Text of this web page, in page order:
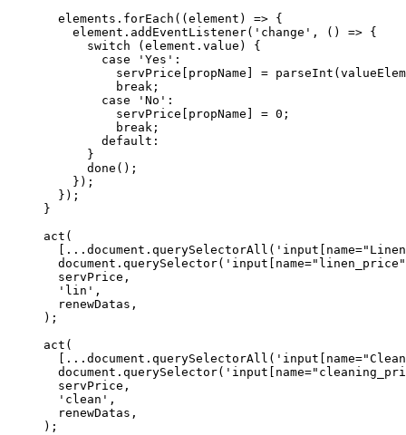
  elements.forEach((element) => {
    element.addEventListener('change', () => {
      switch (element.value) {
        case 'Yes':
servPrice[propName] =
          break;
        case 'No':
          servPrice[propName] = 0;
          break;
        default:
      }
      done();
    });
  });
}
act(
  servPrice,
  'lin',
  renewDatas,
);
act(
  servPrice,
  'clean',
  renewDatas,
);